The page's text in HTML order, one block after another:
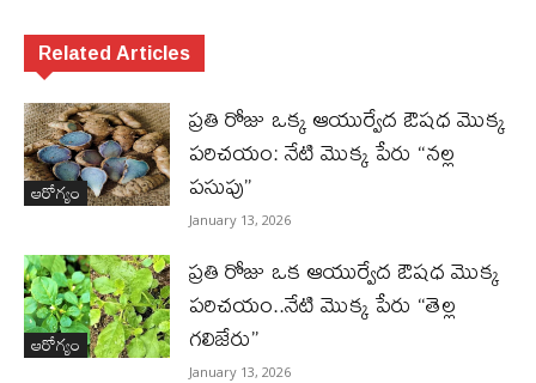
Related Articles
ఆరోగ్యం
ప్రతి రోజు ఒక్క ఆయుర్వేద ఔషధ మొక్క
పరిచయం: నేటి మొక్క పేరు “నల్ల
పసుపు”
January 13, 2026
ఆరోగ్యం
ప్రతి రోజు ఒక ఆయుర్వేద ఔషధ మొక్క
పరిచయం..నేటి మొక్క పేరు “తెల్ల
గలిజేరు”
January 13, 2026